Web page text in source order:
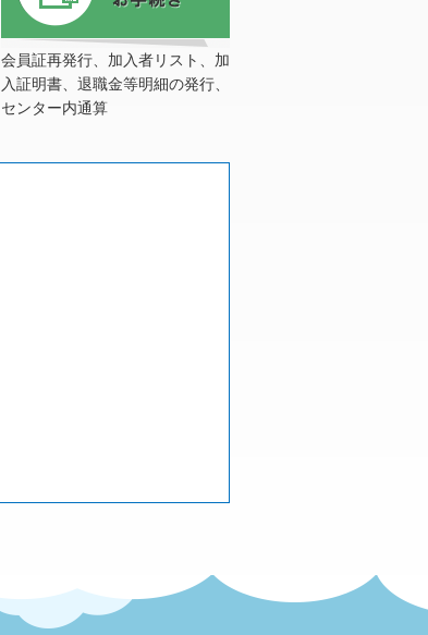
会員証再発行、加入者リスト、加
入証明書、退職金等明細の発行、
センター内通算